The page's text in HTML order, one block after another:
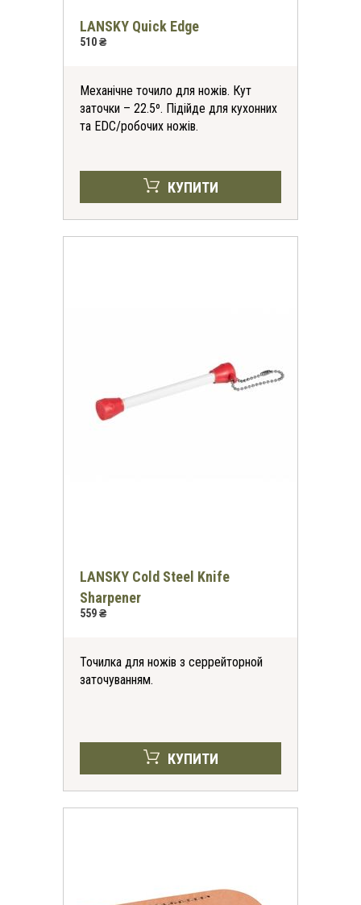
LANSKY Quick Edge
510 ₴
Механічне точило для ножів. Кут
заточки – 22.5º. Підійде для кухонних
та EDC/робочих ножів.
КУПИТИ
LANSKY Cold Steel Knife
Sharpener
559 ₴
Точилка для ножів з серрейторной
заточуванням.
КУПИТИ